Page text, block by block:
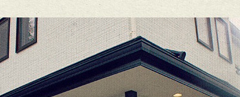
(8)
(6)
(11)